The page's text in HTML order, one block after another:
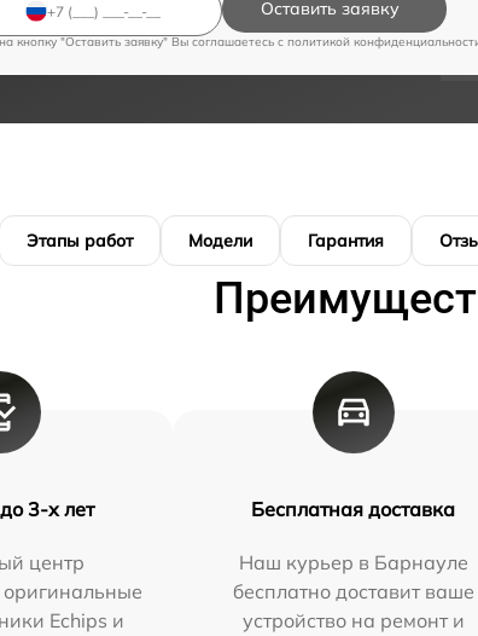
Оставить заявку
кнопку "Оставить заявку" Вы соглашаетесь c политикой
Этапы работ Модели Гарантия
3-х лет
центр
оригинальные
Echips и
Бесплатная доставка
Наш курьер в Барнауле
бесплатно доставит ваше
устройство на ремонт и